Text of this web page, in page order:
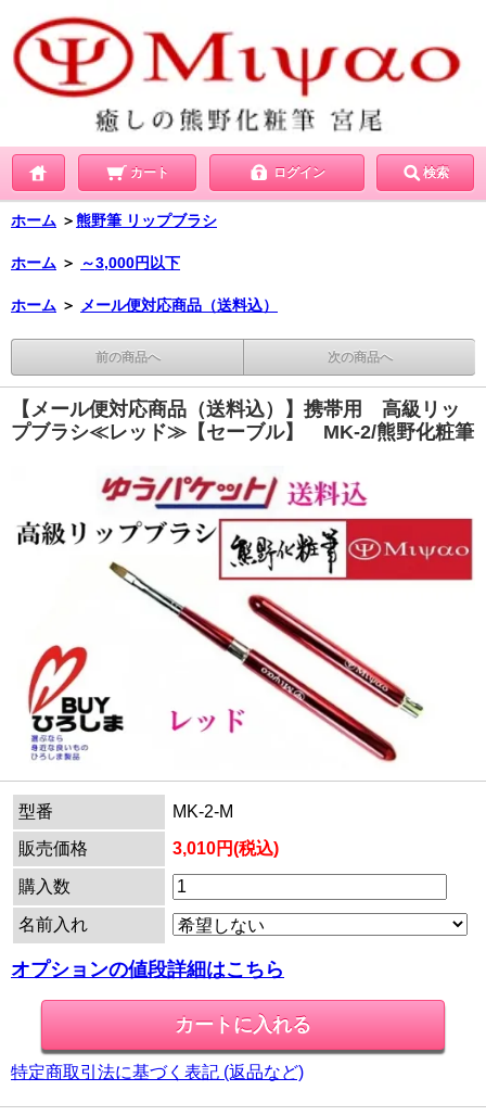
カート ログイン 検索
ホーム ＞熊野筆 リップブラシ
ホーム ＞ ～3,000円以下
ホーム ＞ メール便対応商品（送料込）
前の商品へ 次の商品へ
【メール便対応商品（送料込）】携帯用 高級リッ
プブラシ≪レッド≫【セーブル】 MK-2/熊野化粧筆
型番
MK-2-M
販売価格
3,010円(税込)
購入数
名前入れ
オプションの値段詳細はこちら
特定商取引法に基づく表記 (返品など)